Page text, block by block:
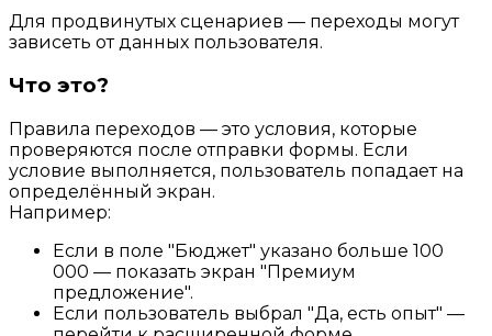
Для продвинутых сценариев — переходы могут
зависеть от данных пользователя.
Что это?
Правила переходов — это условия, которые
проверяются после отправки формы. Если
условие выполняется, пользователь попадает на
определённый экран.
Например:
Если в поле "Бюджет" указано больше 100
000 — показать экран "Премиум
предложение".
Если пользователь выбрал "Да, есть опыт" —